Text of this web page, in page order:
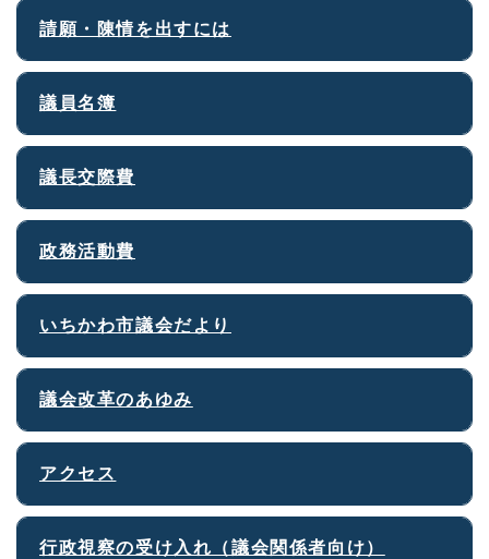
請願・陳情を出すには
議員名簿
議長交際費
政務活動費
いちかわ市議会だより
議会改革のあゆみ
アクセス
行政視察の受け入れ（議会関係者向け）